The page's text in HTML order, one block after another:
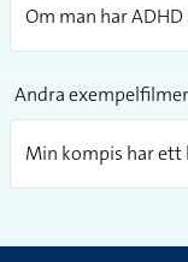
Om man har
Andra
Min kompis har ett